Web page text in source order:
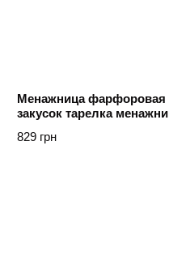
Менажница фарфоровая
закусок тарелка
829 грн